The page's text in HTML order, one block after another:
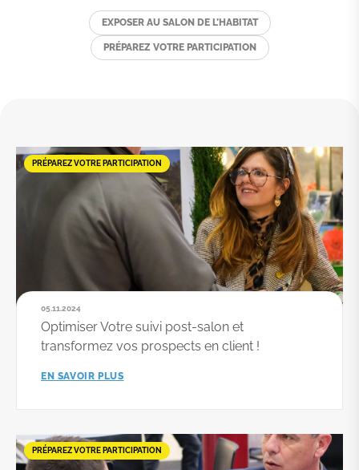
EXPOSER AU SALON DE L’HABITAT
PRÉPAREZ VOTRE PARTICIPATION
PRÉPAREZ VOTRE PARTICIPATION
05.11.2024
Optimiser Votre suivi post-salon et
transformez vos prospects en client !
EN SAVOIR PLUS
PRÉPAREZ VOTRE PARTICIPATION